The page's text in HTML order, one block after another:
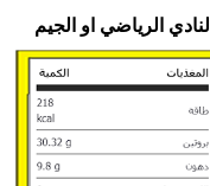
الرياضي او الجيم